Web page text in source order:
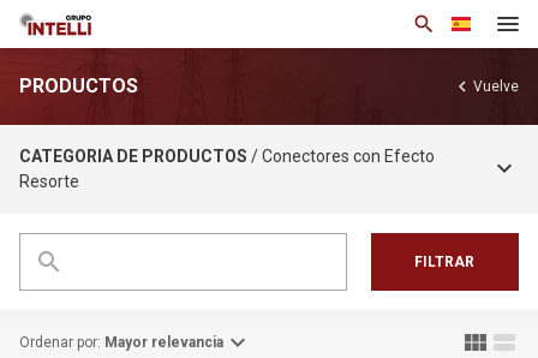
search
Institucional
Productos
Base de Conocimiento
Contacto
PRODUCTOS chevron_left Vuelve
CATEGORIA DE PRODUCTOS / Conectores con Efecto
Resorte
keyboard_arrow_down
search FILTRAR
view_module view_stream
Ordenar por: Mayor relevancia expand_more